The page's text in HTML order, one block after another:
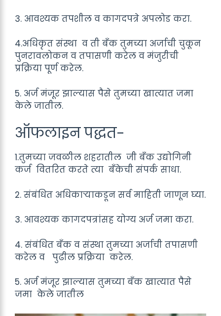
3. आवश्यक तपशील व कागदपत्रे अपलोड करा.
4.अधिकृत संस्था व ती बँक तुमच्या अर्जाची चुकून
पुनरावलोकन व तपासणी करेल व मंजुरीची
प्रक्रिया पूर्ण करेल.
5. अर्ज मंजूर झाल्यास पैसे तुमच्या खात्यात जमा
केले जातील.
ऑफलाइन पद्धत-
1.तुमच्या जवळील शहरातील जी बँक उद्योगिनी
कर्ज वितरित करते त्या बँकेची संपर्क साधा.
2. संबंधित अधिकाऱ्याकडून सर्व माहिती जाणून घ्या.
3. आवश्यक कागदपत्रांसह योग्य अर्ज जमा करा.
4. संबंधित बँक व संस्था तुमच्या अर्जाची तपासणी
करेल व पुढील प्रक्रिया करेल.
5. अर्ज मंजूर झाल्यास तुमच्या बँक खात्यात पैसे
जमा केले जातील